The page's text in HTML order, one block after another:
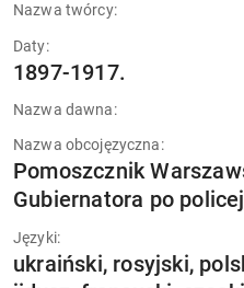
Nazwa twórcy:
Daty:
1897-1917.
Nazwa dawna:
Nazwa obcojęzyczna:
Pomoszcznik
Gubiernatora po
Języki:
ukraiński, rosyjski,